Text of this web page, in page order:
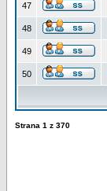
47
48
49
50
Strana 1 z 370